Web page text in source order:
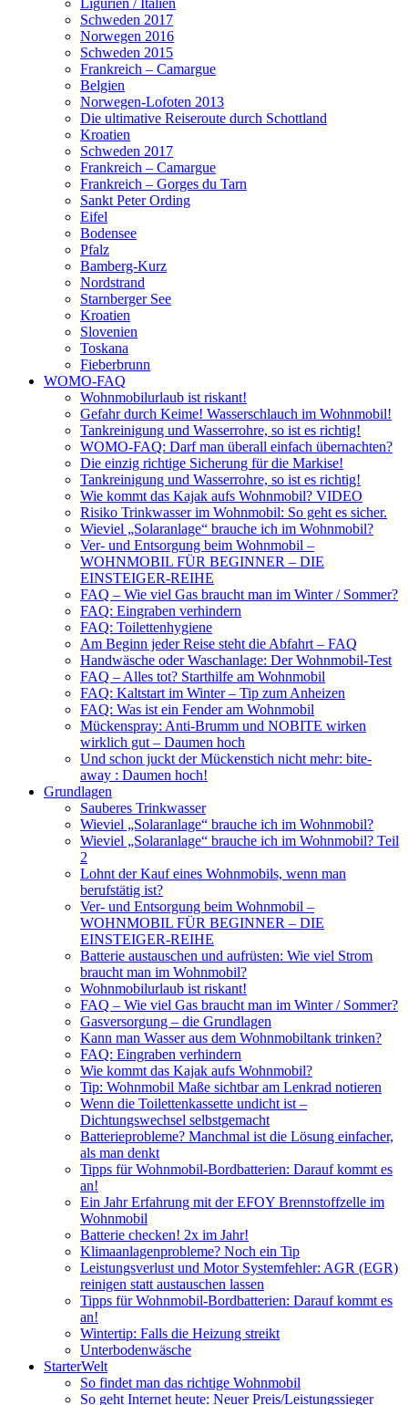
Schweden 2017
Norwegen 2016
Schweden 2015
Frankreich – Camargue
Belgien
Norwegen-Lofoten 2013
Die ultimative Reiseroute durch Schottland
Kroatien
Schweden 2017
Frankreich – Camargue
Frankreich – Gorges du Tarn
Sankt Peter Ording
Eifel
Bodensee
Pfalz
Bamberg-Kurz
Nordstrand
Starnberger See
Kroatien
Slovenien
Toskana
Fieberbrunn
WOMO-FAQ
Wohnmobilurlaub ist riskant!
Gefahr durch Keime! Wasserschlauch im Wohnmobil!
Tankreinigung und Wasserrohre, so ist es richtig!
WOMO-FAQ: Darf man überall einfach übernachten?
Die einzig richtige Sicherung für die Markise!
Tankreinigung und Wasserrohre, so ist es richtig!
Wie kommt das Kajak aufs Wohnmobil? VIDEO
Risiko Trinkwasser im Wohnmobil: So geht es sicher.
Wieviel „Solaranlage“ brauche ich im Wohnmobil?
Ver- und Entsorgung beim Wohnmobil –
WOHNMOBIL FÜR BEGINNER – DIE
EINSTEIGER-REIHE
FAQ – Wie viel Gas braucht man im Winter / Sommer?
FAQ: Eingraben verhindern
FAQ: Toilettenhygiene
Am Beginn jeder Reise steht die Abfahrt – FAQ
Handwäsche oder Waschanlage: Der Wohnmobil-Test
FAQ – Alles tot? Starthilfe am Wohnmobil
FAQ: Kaltstart im Winter – Tip zum Anheizen
FAQ: Was ist ein Fender am Wohnmobil
Mückenspray: Anti-Brumm und NOBITE wirken
wirklich gut – Daumen hoch
Und schon juckt der Mückenstich nicht mehr: bite-
away : Daumen hoch!
Grundlagen
Sauberes Trinkwasser
Wieviel „Solaranlage“ brauche ich im Wohnmobil?
Wieviel „Solaranlage“ brauche ich im Wohnmobil? Teil
2
Lohnt der Kauf eines Wohnmobils, wenn man
berufstätig ist?
Ver- und Entsorgung beim Wohnmobil –
WOHNMOBIL FÜR BEGINNER – DIE
EINSTEIGER-REIHE
Batterie austauschen und aufrüsten: Wie viel Strom
braucht man im Wohnmobil?
Wohnmobilurlaub ist riskant!
FAQ – Wie viel Gas braucht man im Winter / Sommer?
Gasversorgung – die Grundlagen
Kann man Wasser aus dem Wohnmobiltank trinken?
FAQ: Eingraben verhindern
Wie kommt das Kajak aufs Wohnmobil?
Tip: Wohnmobil Maße sichtbar am Lenkrad notieren
Wenn die Toilettenkassette undicht ist –
Dichtungswechsel selbstgemacht
Batterieprobleme? Manchmal ist die Lösung einfacher,
als man denkt
Tipps für Wohnmobil-Bordbatterien: Darauf kommt es
an!
Ein Jahr Erfahrung mit der EFOY Brennstoffzelle im
Wohnmobil
Batterie checken! 2x im Jahr!
Klimaanlagenprobleme? Noch ein Tip
Leistungsverlust und Motor Systemfehler: AGR (EGR)
reinigen statt austauschen lassen
Tipps für Wohnmobil-Bordbatterien: Darauf kommt es
an!
Wintertip: Falls die Heizung streikt
Unterbodenwäsche
StarterWelt
So findet man das richtige Wohnmobil
So geht Internet heute: Neuer Preis/Leistungssieger